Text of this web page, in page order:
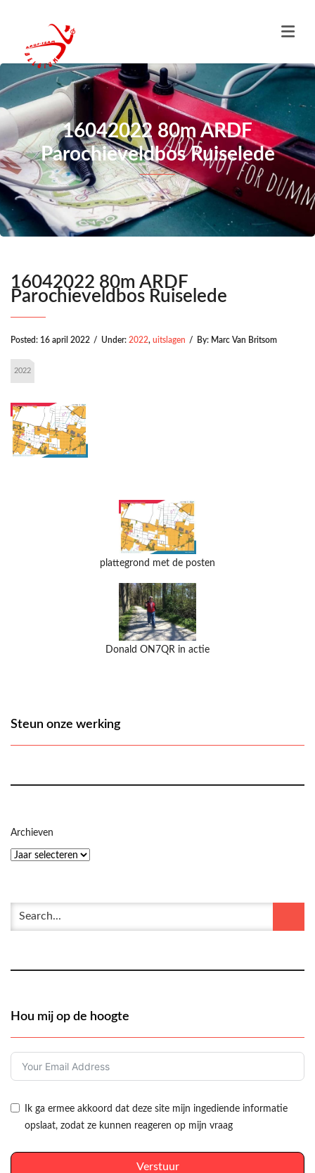
16042022 80m ARDF
Parochieveldbos Ruiselede
16042022 80m ARDF
Parochieveldbos Ruiselede
Posted: 16 april 2022 / Under: 2022, uitslagen / By: Marc Van Britsom
2022
plattegrond met de posten
Donald ON7QR in actie
Steun onze werking
Archieven
Hou mij op de hoogte
Ik ga ermee akkoord dat deze site mijn ingediende informatie
opslaat, zodat ze kunnen reageren op mijn vraag
Verstuur